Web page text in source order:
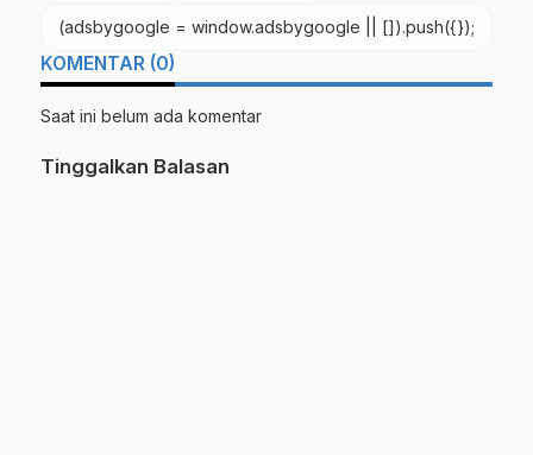
(adsbygoogle = window.adsbygoogle || []).push({});
KOMENTAR (0)
Saat ini belum ada komentar
Tinggalkan Balasan